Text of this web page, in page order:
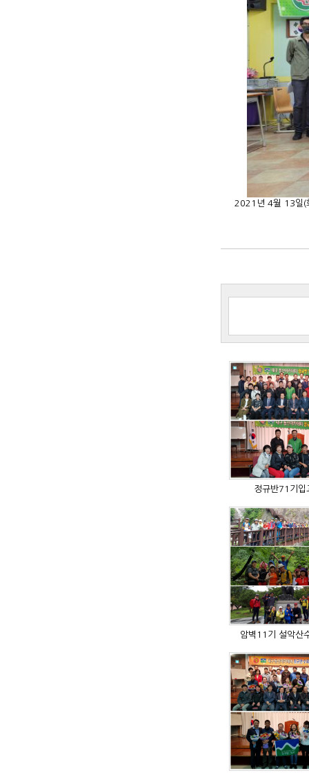
2021년 4월 13일(
정규반71기입
암벽11기 설악산